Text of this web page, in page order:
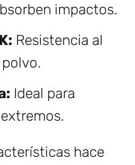
impactos.
Resistencia al
Ideal para
hace